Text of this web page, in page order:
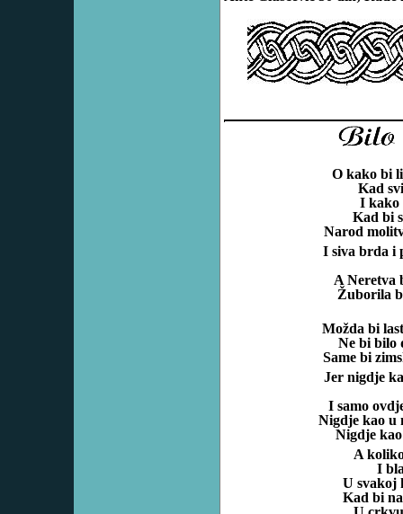
O kako bi
Kad
I kako
Kad bi
Narod
I siva brda i
A Neretva
Žuborila
Možda bi
Ne bi bilo
Same bi
Jer nigdje
I samo
Nigdje kao u
Nigdje
A
I
U svakoj
Kad bi